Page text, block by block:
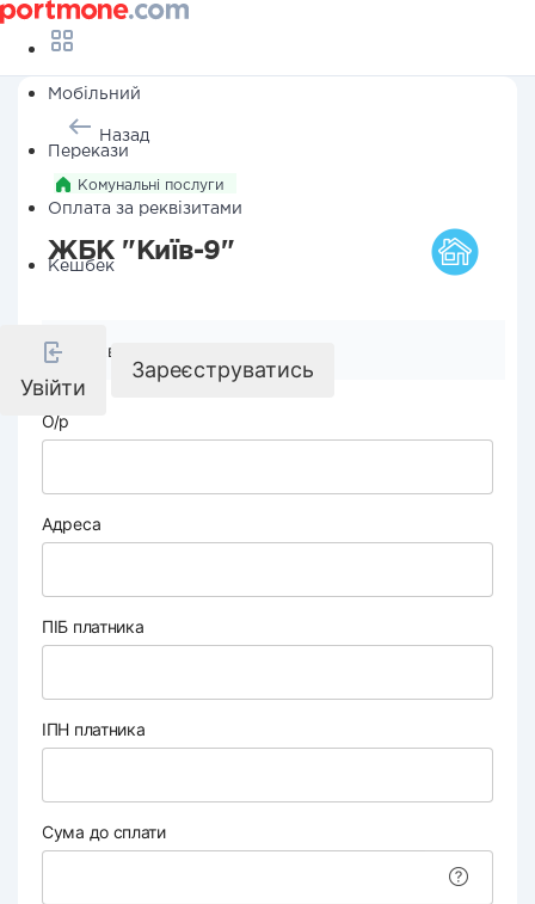
Мобільний
Перекази
Оплата за реквізитами
Кешбек
Увійти
Зареєструватись
Назад
Комунальні послуги
ЖБК "Київ-9"
Реквізити компанії
О/р
Адреса
ПІБ платника
ІПН платника
Сума до сплати